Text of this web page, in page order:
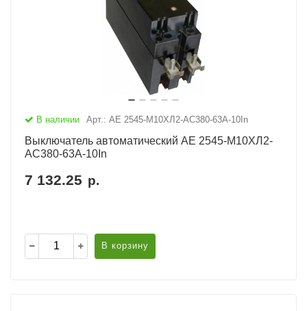
В наличии Арт.: АЕ 2545-М10ХЛ2-AC380-63А-10In
Выключатель автоматический АЕ 2545-М10ХЛ2-
AC380-63А-10In
7 132.25 р.
В корзину